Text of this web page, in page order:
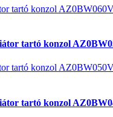
tartó konzol
tartó konzol
tartó konzol
tartó konzol